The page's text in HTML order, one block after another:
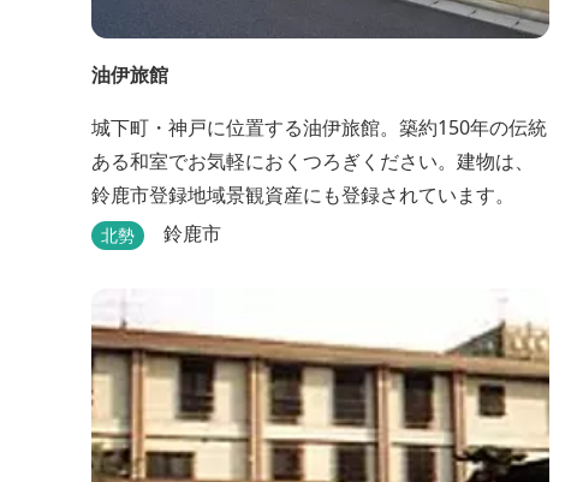
油伊旅館
城下町・神戸に位置する油伊旅館。築約150年の伝統
ある和室でお気軽におくつろぎください。建物は、
鈴鹿市登録地域景観資産にも登録されています。
北勢 鈴鹿市